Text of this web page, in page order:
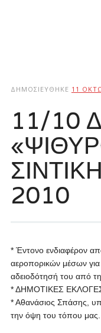
ΔΗΜΟΣΙΕΎΘΗΚΕ 11
11/10
2010
* Έντονο ενδιαφέρον
αεροπορικών μέσων
αδειοδότησή του από
* ΔΗΜΟΤΙΚΕΣ
* Αθανάσιος Σπάσης,
την όψη του τόπου